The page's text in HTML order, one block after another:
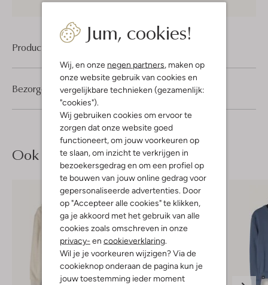
Jum, cookies!
Wij, en onze negen partners, maken op
onze website gebruik van cookies en
vergelijkbare technieken (gezamenlijk:
"cookies").
Wij gebruiken cookies om ervoor te
zorgen dat onze website goed
functioneert, om jouw voorkeuren op
te slaan, om inzicht te verkrijgen in
bezoekersgedrag en om een profiel op
te bouwen van jouw online gedrag voor
gepersonaliseerde advertenties. Door
op "Accepteer alle cookies" te klikken,
ga je akkoord met het gebruik van alle
cookies zoals omschreven in onze
privacy- en cookieverklaring.
Wil je je voorkeuren wijzigen? Via de
cookieknop onderaan de pagina kun je
jouw toestemming ieder moment
Product informatie
Bezorgen & retourneren
Ook iets voor jou?